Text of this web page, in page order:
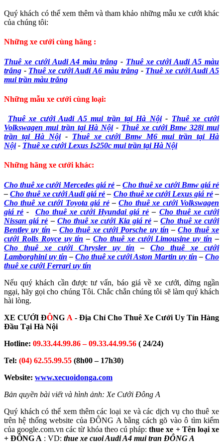
Quý khách có thể xem thêm và tham khảo những mẫu xe cưới khác
của chúng tôi:
Những xe cưới cùng hãng :
Thuê xe cưới Audi A4 màu trắng - Thuê xe cưới Audi A5 màu
trắng - Thuê xe cưới Audi A6 màu trắng - Thuê xe cưới Audi A5
mui trần màu trắng
Những mẫu xe cưới cùng loại:
Thuê xe cưới Audi A5 mui trần tại Hà Nội- Thuê xe cưới
Volkswagen mui trần tại Hà Nội- Thuê xe cưới Bmw 328i mui
trần tại Hà Nội- Thuê xe cưới Bmw M6 mui trần tại Hà
Nội- Thuê xe cưới Lexus Is250c mui trần tại Hà Nội
Những hãng xe cưới khác:
Cho thuê xe cưới Mercedes giá rẻ–Cho thuê xe cưới Bmw giá rẻ
–Cho thuê xe cưới Audi giá rẻ– Cho thuê xe cưới Lexus giá rẻ–
Cho thuê xe cưới Toyota giá rẻ–Cho thuê xe cưới Volkswagen
giá rẻ - Cho thuê xe cưới Hyundai giá rẻ – Cho thuê xe cưới
Nissan giá rẻ – Cho thuê xe cưới Kia giá rẻ –Cho thuê xe cưới
Bentley uy tín –Cho thuê xe cưới Porsche uy tín –Cho thuê xe
cưới Rolls Royce uy tín –Cho thuê xe cưới Limousine uy tín –
Cho thuê xe cưới Chrysler uy tín –Cho thuê xe cưới
Lamborghini uy tín – Cho thuê xe cưới Aston Martin uy tín – Cho
thuê xe cưới Ferrari uy tín
Nếu quý khách cần được tư vấn, báo giá về xe cưới, đừng ngần
ngại, hãy gọi cho chúng Tôi. Chắc chắn chúng tôi sẽ làm quý khách
hài lòng.
XE CƯỚI ĐÔNG A - Địa Chỉ Cho Thuê Xe Cưới Uy Tín Hàng
Đầu Tại Hà Nội
Hotline: 09.33.44.99.86 – 09.33.44.99.56 ( 24/24)
Tel: (04) 62.55.99.55 (8h00 – 17h30)
Website: www.xecuoidonga.com
Bản quyền bài viết và hình ảnh: Xe Cưới Đông A
Quý khách có thể xem thêm các loại xe và các dịch vụ cho thuê xe
trên hệ thống website của ĐÔNG A bằng cách gõ vào ô tìm kiếm
của google.com.vn các từ khóa theo cú pháp:thue xe + Tên loại xe
+ ĐÔNG A : VD: thue xe cuoi Audi A4 mui tran ĐÔNG A